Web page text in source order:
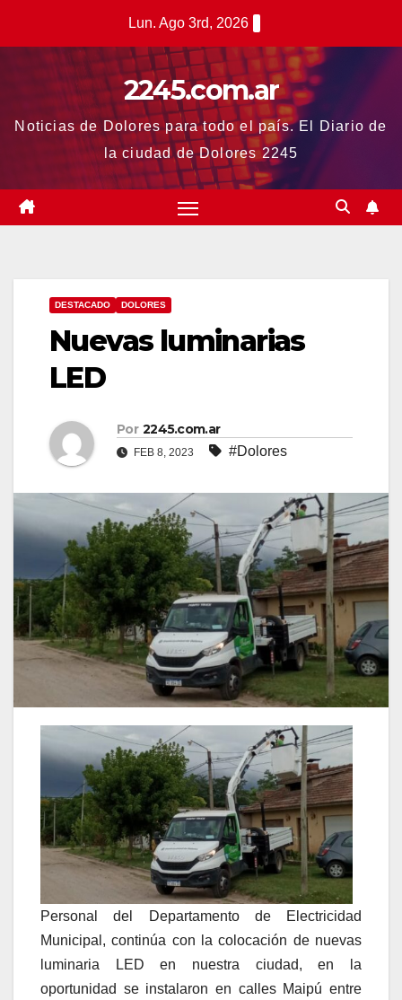
Lun. Ago 3rd, 2026
2245.com.ar
Noticias de Dolores para todo el país. El Diario de
la ciudad de Dolores 2245
DESTACADO DOLORES
Nuevas luminarias
LED
Por 2245.com.ar
FEB 8, 2023 #Dolores
Personal del Departamento de Electricidad
Municipal, continúa con la colocación de nuevas
luminaria LED en nuestra ciudad, en la
oportunidad se instalaron en calles Maipú entre